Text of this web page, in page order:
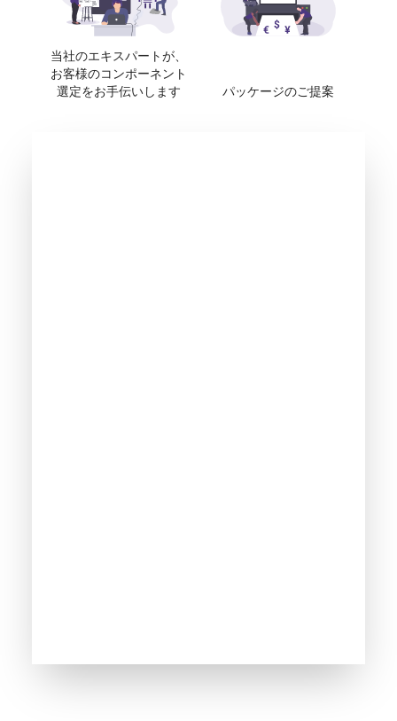
当社のエキスパートが、
お客様のコンポーネント
選定をお手伝いします
パッケージのご提案